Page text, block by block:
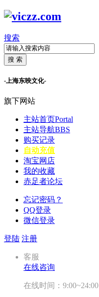
搜索
搜 索
-上海东映文化-
旗下网站
主站首页Portal
主站导航BBS
购买记录
自动充值
淘宝网店
我的收藏
赤足者论坛
忘记密码？
QQ登录
微信登录
登陆 注册
客服
在线咨询
在线时间：9:00~24:00